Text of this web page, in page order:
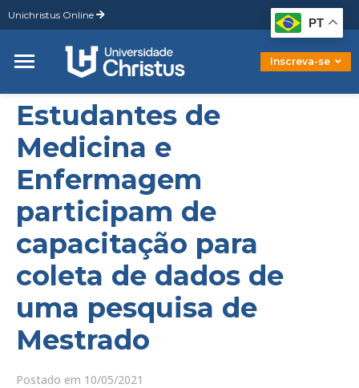
Unichristus Online
Inscreva-se
Graduação
Pós-Graduação
Mestrado
Doutorado
Estudantes de
Medicina e
Enfermagem
participam de
capacitação para
coleta de dados de
uma pesquisa de
Mestrado
Postado em 10/05/2021
PT